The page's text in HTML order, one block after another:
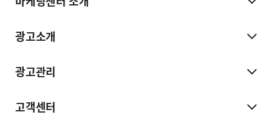
광고소개
광고관리
고객센터